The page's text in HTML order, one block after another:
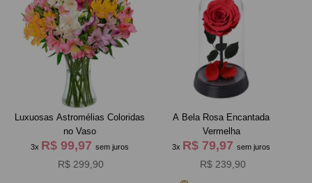
Luxuosas Astromélias Coloridas
no Vaso
3x R$ 99,97 sem juros
R$ 299,90
A Bela Rosa Encantada
Vermelha
3x R$ 79,97sem juros
R$ 239,90